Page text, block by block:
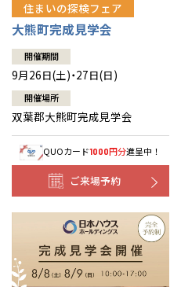
住まいの探検フェア
大熊町完成見学会
開催期間
9月26日(土)・27日(日)
開催場所
双葉郡大熊町完成見学会
QUOカード1000円分進呈中！
ご来場予約